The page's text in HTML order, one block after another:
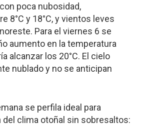
poca nubosidad,
8°C y 18°C, y vientos leves
Para el viernes 6 se
aumento en la temperatura
alcanzar los 20°C. El cielo
nublado y no se anticipan
se perfila ideal para
clima otoñal sin sobresaltos: